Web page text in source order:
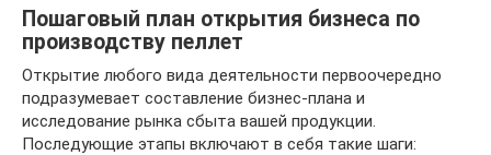
Пошаговый план открытия бизнеса по
производству пеллет
Открытие любого вида деятельности первоочередно
подразумевает составление бизнес-плана и
исследование рынка сбыта вашей продукции.
Последующие этапы включают в себя такие шаги: